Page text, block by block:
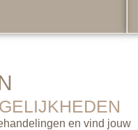
en vind jouw